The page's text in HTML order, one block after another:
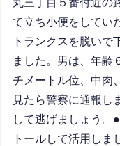
丸三丁目５番付近の
て立ち小便をしてい
トランクスを脱いで
ました。男は、年齢
チメートル位、中肉
見たら警察に通報し
して逃げましょう。
トールして活用しま